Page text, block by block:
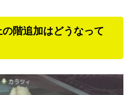
階追加はどうなって